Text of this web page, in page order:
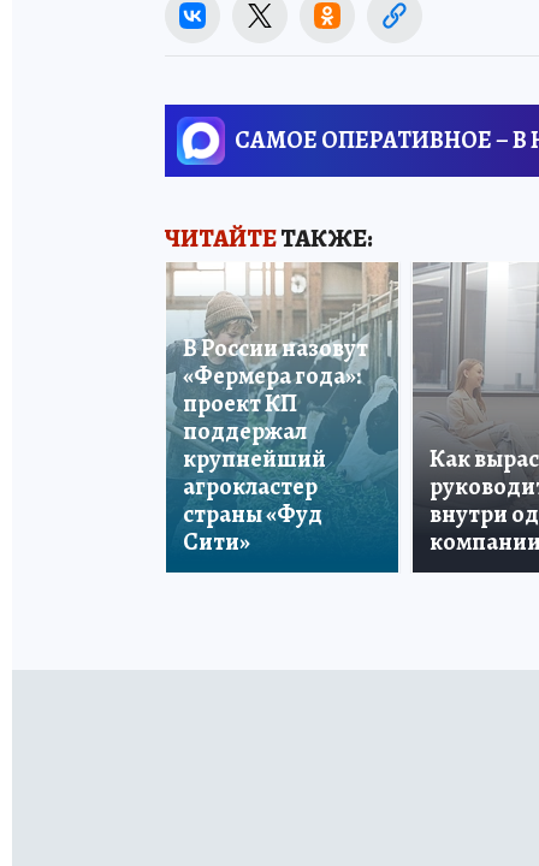
САМОЕ ОПЕРАТИВНОЕ – В
ЧИТАЙТЕТАКЖЕ:
В России назовут
«Фермера года»:
проект КП
поддержал
крупнейший
агрокластер
страны «Фуд
Сити»
Как
внутри